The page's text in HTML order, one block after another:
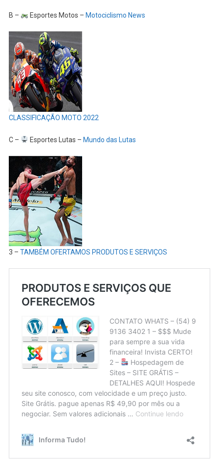
B – Esportes Motos – Motociclismo News
CLASSIFICAÇÃO MOTO 2022
C – Esportes Lutas – Mundo das Lutas
3 – TAMBÉM OFERTAMOS PRODUTOS E SERVIÇOS